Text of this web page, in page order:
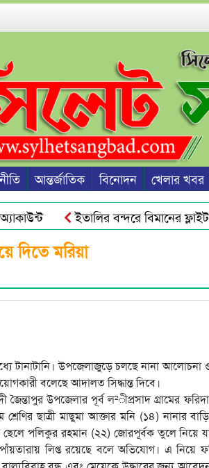
আন্তর্জাতিক বিনোদন খেলার খবর
ইতালির বন্দরে বিমানের
জুবায়ের
তেল, গ্যাস, বিদ্যুৎ সঙ্কট
দিতে মরিয়া
টানাটানি। উপজেলাজুড়ে চলছে নানা আলোচনা
বলেছে আদালত সিদ্ধান্ত দিবে।
উপজেলার পূর্ব ল²ীপ্রসাদ গ্রামের
ছাত্রী মাছুমা আক্তার মনি (১৪) নানার বাড়ি
ছেলে পলিকুর রহমান (২২) জোরপূর্বক তুলে নিয়ে
লিপ্ত রয়েছে বলে অভিযোগ। এ নিয়ে